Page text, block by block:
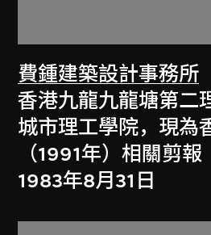
費鍾建築設計事務所
香港九龍九龍塘第二
城市理工學院，現為
（1991年）相關剪報
1983年8月31日